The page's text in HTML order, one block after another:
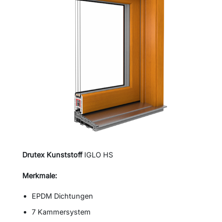
Drutex Kunststoff IGLO HS
Merkmale:
EPDM Dichtungen
7 Kammersystem